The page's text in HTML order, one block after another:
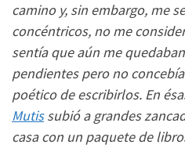
camino y, sin embargo, me
concéntricos, no me
sentía que aún me
pendientes pero no
poético de escribirlos. En
Mutissubió a grandes
casa con un paquete de